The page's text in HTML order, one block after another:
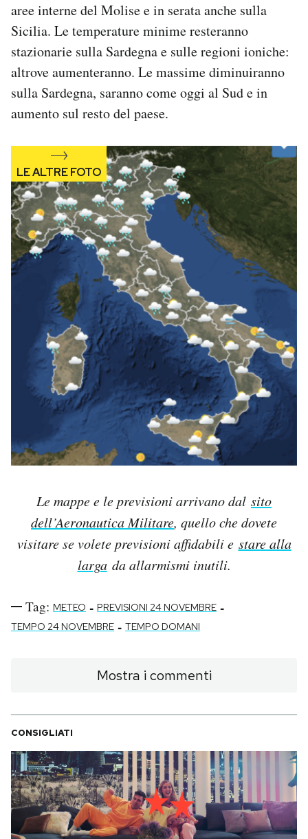
aree interne del Molise e in serata anche sulla
Sicilia. Le temperature minime resteranno
stazionarie sulla Sardegna e sulle regioni ioniche:
altrove aumenteranno. Le massime diminuiranno
sulla Sardegna, saranno come oggi al Sud e in
aumento sul resto del paese.
Le mappe e le previsioni arrivano dal sito
dell’Aeronautica Militare, quello che dovete
visitare se volete previsioni affidabili e stare alla
largada allarmismi inutili.
Tag: METEO - PREVISIONI 24 NOVEMBRE -
TEMPO 24 NOVEMBRE - TEMPO DOMANI
Mostra i commenti
CONSIGLIATI